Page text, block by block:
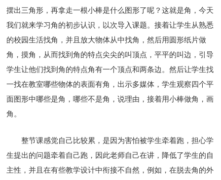
摆出三角形，再拿走一根小棒是什么图形了呢？这就是角，今天
我们就来学习角的初步认识，以次导入课题。接着让学生从熟悉
的校园生活找角，并且放大物体从中找角，然后用圆形纸片做
角，摸角，从而找到角的特点尖尖的叫顶点，平平的叫边，引导
学生让他们找到角的特点角有一个顶点和两条边。然后让学生找
一找在教室哪些物体的表面有角，出示多媒体，学生观察四个平
面图形中哪些是角，哪些不是角，说理由，接着用小棒做角，画
角。
整节课感觉自己比较累，是因为害怕被学生牵着跑，担心学
生提出的问题牵着自己跑，因此老师自己在讲，降低了学生的自
主性，并且在有些教学设计中衔接不自然，例如，在脱去角的外